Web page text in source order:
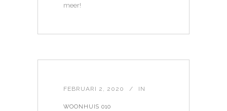
meer!
FEBRUARI 2, 2020 IN
WOONHUIS 010